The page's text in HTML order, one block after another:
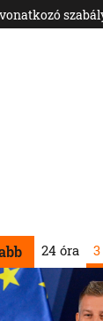
24 óra